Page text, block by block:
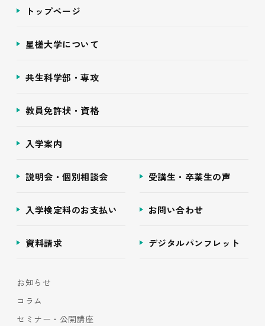
トップページ
星槎大学について
共生科学部・専攻
教員免許状・資格
入学案内
説明会・個別相談会 受講生・卒業生の声
入学検定料のお支払い お問い合わせ
資料請求 デジタルパンフレット
お知らせ
コラム
セミナー・公開講座